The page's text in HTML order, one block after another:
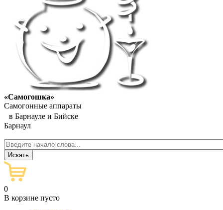
«Самогошка»
Самогонные аппараты
в Барнауле и Бийске
Барнаул
0
В корзине пусто